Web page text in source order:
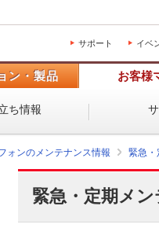
サポート イベ
ン・製品 お客様
ち情報
ォンのメンテナンス情報 緊急・
緊急・定期メ